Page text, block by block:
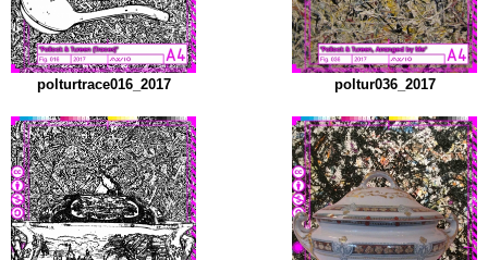
polturtrace016_2017 poltur036_2017